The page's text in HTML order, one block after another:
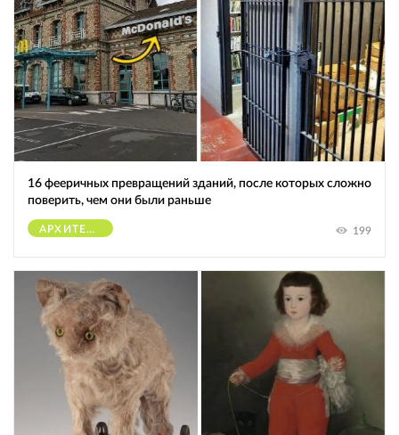
16 фееричных превращений зданий, после которых сложно
поверить, чем они были раньше
АРХИТЕКТУРА 199